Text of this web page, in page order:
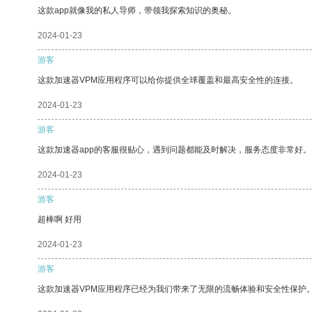
这款app就像我的私人导师，带领我探索知识的奥秘。
2024-01-23
游客
这款加速器VPM应用程序可以给你提供全球覆盖和最高安全性的连接。
2024-01-23
游客
这款加速器app的客服很贴心，遇到问题都能及时解决，服务态度非常好。
2024-01-23
游客
超棒啊 好用
2024-01-23
游客
这款加速器VPM应用程序已经为我们带来了无限的流畅体验和安全性保护